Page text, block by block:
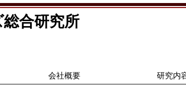
合研究所
会社概要 研究内